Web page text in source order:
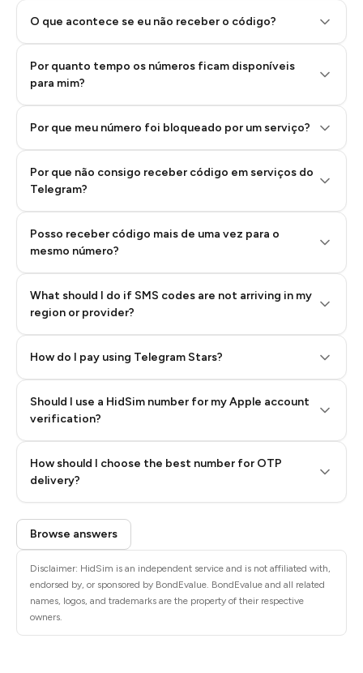
O que acontece se eu não receber o código?
Por quanto tempo os números ficam disponíveis
para mim?
Por que meu número foi bloqueado por um serviço?
Por que não consigo receber código em serviços do
Telegram?
Posso receber código mais de uma vez para o
mesmo número?
What should I do if SMS codes are not arriving in my
region or provider?
How do I pay using Telegram Stars?
Step 2: Buy Stars in Telegram
Step 3: Pay our bot with Stars
Should I use a HidSim number for my Apple account
verification?
How should I choose the best number for OTP
delivery?
Quality High To Low
Price High To
Low
Browse answers
Disclaimer: HidSim is an independent service and is not affiliated with,
endorsed by, or sponsored by BondEvalue. BondEvalue and all related
names, logos, and trademarks are the property of their respective
owners.